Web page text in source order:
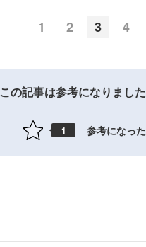
1 2 3 4
この記事は参考になりまし
1 参考になった